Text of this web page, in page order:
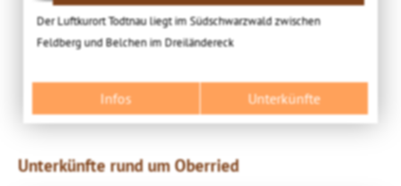
Der Luftkurort Todtnau liegt im Südschwarzwald zwischen
Feldberg und Belchen im Dreiländereck
Infos Unterkünfte
Unterkünfte rund um Oberried